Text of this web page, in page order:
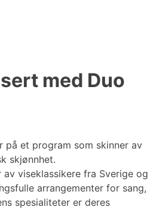
med Duo
på et program som skinner av
skjønnhet.
viseklassikere fra Sverige og
arrangementer for sang,
spesialiteter er deres